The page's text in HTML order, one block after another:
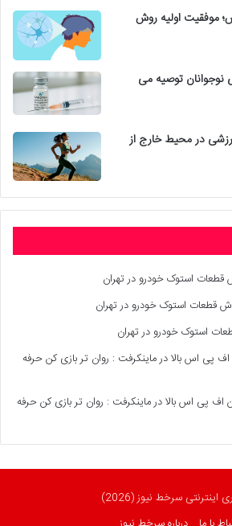
موفقیت اولیه روش
گارداسیل 9 برای نوجوانان توصیه می
در محیط خارج از
قطعات استوک خودرو در تهران
قطعات استوک خودرو در تهران
استوک خودرو در تهران
پی اس بالا در ماینکرفت : روان تر بازی کن حرفه
اف پی اس بالا در ماینکرفت : روان تر بازی کن حرفه
اینترنتی سرخط نیوز (2026)